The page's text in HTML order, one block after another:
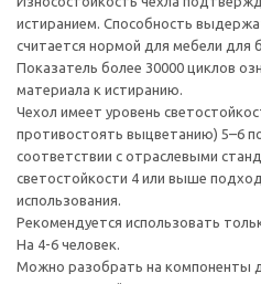
истиранием. Способность
считается нормой для мебели для
Показатель более 30000 циклов
материала к истиранию.
Чехол имеет уровень
противостоять выцветанию) 5–6
соответствии с отраслевыми
светостойкости 4 или выше
использования.
Рекомендуется использовать
На 4-6 человек.
Можно разобрать на компоненты